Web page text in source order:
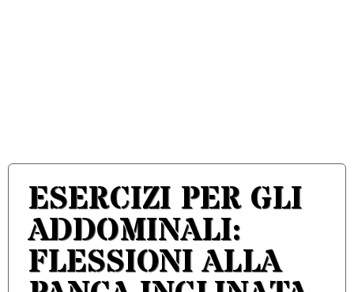
ESERCIZI PER GLI
ADDOMINALI:
FLESSIONI ALLA